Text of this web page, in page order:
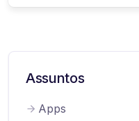
Assuntos
Apps